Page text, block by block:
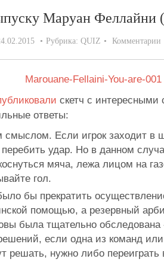
Маруан Феллайни
Рубрика: QUIZ Комментарии
скетч с интересными
ответы:
смыслом. Если игрок заходит в
удар. Но в данном
мяча, лежа лицом на
гол.
бы прекратить
помощью, а резервный
была тщательно обследована
если одна из команд
решать, нужно либо переиграть